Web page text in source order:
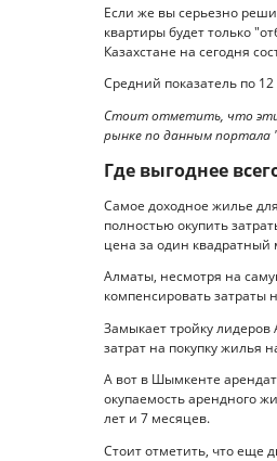
Если же вы серьезно
квартиры будет только
Казахстане на сегодня
Средний показатель по 12
Стоит отметить, что эти
рынке по данным портала
Где выгоднее
Самое доходное жилье
полностью окупить
цена за один квадратный
Алматы, несмотря на
компенсировать затраты
Замыкает тройку лидеров
затрат на покупку жилья
А вот в Шымкенте
окупаемость арендного
лет и 7 месяцев.
Стоит отметить, что еще